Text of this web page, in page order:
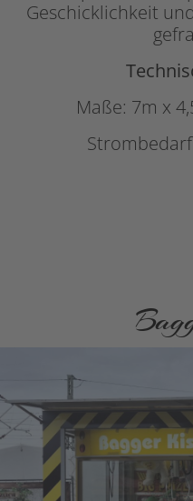
Geschicklichkeit
Maße: 7m x